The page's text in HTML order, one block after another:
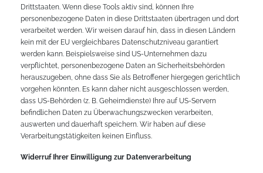
Drittstaaten. Wenn diese Tools aktiv sind, können Ihre
personenbezogene Daten in diese Drittstaaten übertragen und dort
verarbeitet werden. Wir weisen darauf hin, dass in diesen Ländern
kein mit der EU vergleichbares Datenschutzniveau garantiert
werden kann. Beispielsweise sind US-Unternehmen dazu
verpflichtet, personenbezogene Daten an Sicherheitsbehörden
herauszugeben, ohne dass Sie als Betroffener hiergegen gerichtlich
vorgehen könnten. Es kann daher nicht ausgeschlossen werden,
dass US-Behörden (z. B. Geheimdienste) Ihre auf US-Servern
befindlichen Daten zu Überwachungszwecken verarbeiten,
auswerten und dauerhaft speichern. Wir haben auf diese
Verarbeitungstätigkeiten keinen Einfluss.
Widerruf Ihrer Einwilligung zur Datenverarbeitung